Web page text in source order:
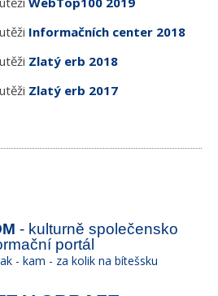
Informačních center 2018
Zlatý erb 2018
Zlatý erb 2017
- kulturně společensko
portál
- kam - za kolik na bítešsku